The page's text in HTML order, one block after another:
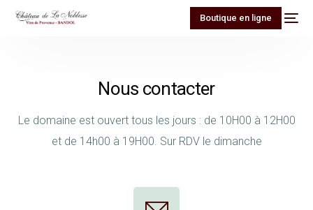
Boutique en ligne
Nous contacter
Le domaine est ouvert tous les jours : de 10H00 à 12H00
et de 14h00 à 19H00. Sur RDV le dimanche